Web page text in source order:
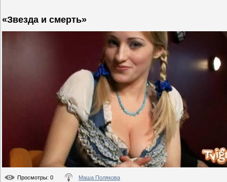
«Звезда и смерть»
Просмотры: 0 Маша Полякова